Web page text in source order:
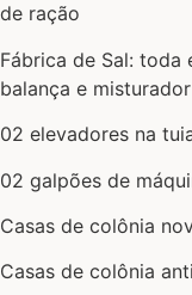
de ração
Fábrica de Sal: toda
balança e misturador
02 elevadores na
02 galpões de
Casas de colônia
Casas de colônia